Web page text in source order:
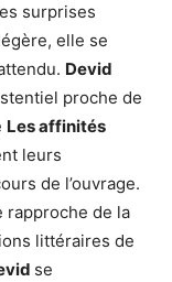
surprises
elle se
Devid
proche de
Les affinités
leurs
de l’ouvrage.
rapproche de la
littéraires de
se